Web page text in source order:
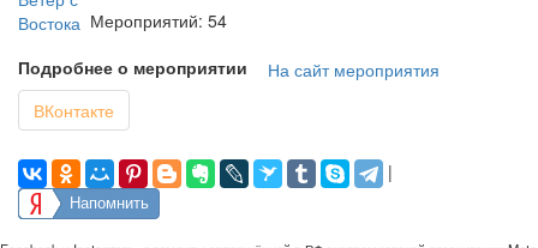
Мероприятий: 54
Подробнее о мероприятии
На сайт мероприятия
ВКонтакте
|
Напомнить